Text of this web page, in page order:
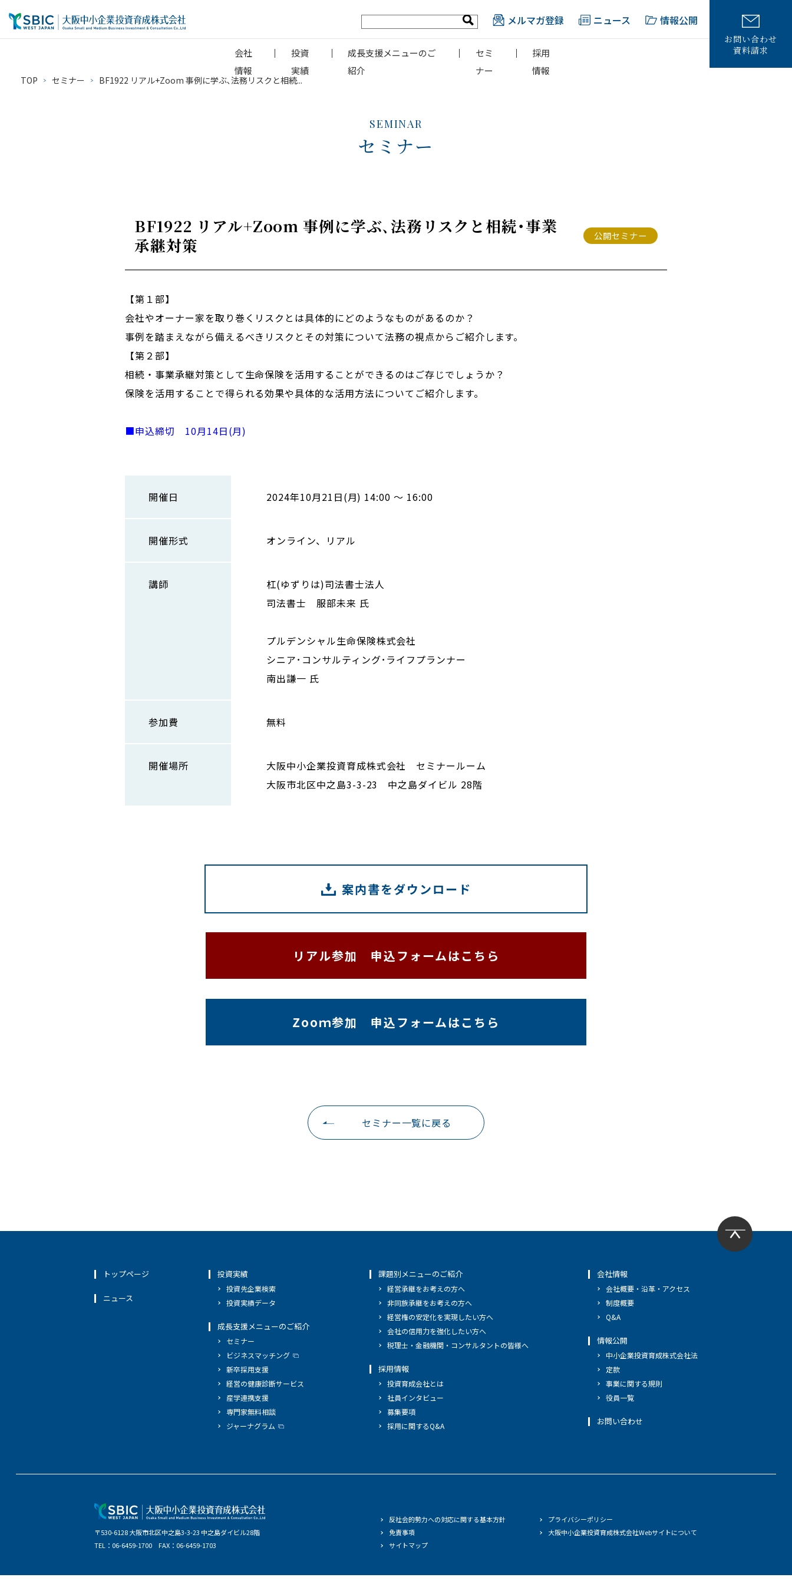
メルマガ登録 ニュース 情報公開
会社
情報
投資
実績
成長支援メニューのご
紹介
セミ
ナー
採用
情報
お問い合わせ
資料請求
TOP セミナー BF1922 リアル+Zoom 事例に学ぶ､法務リスクと相続...
SEMINAR
セミナー
BF1922 リアル+Zoom 事例に学ぶ､法務リスクと相続･事業
承継対策
公開セミナー
【第１部】
会社やオーナー家を取り巻くリスクとは具体的にどのようなものがあるのか？
事例を踏まえながら備えるべきリスクとその対策について法務の視点からご紹介します。
【第２部】
相続・事業承継対策として生命保険を活用することができるのはご存じでしょうか？
保険を活用することで得られる効果や具体的な活用方法についてご紹介します。
■申込締切 10月14日(月)
開催日 2024年10月21日(月) 14:00 ～ 16:00
開催形式 オンライン、リアル
講師
杠(ゆずりは)司法書士法人
司法書士 服部未来 氏
プルデンシャル生命保険株式会社
シニア･コンサルティング･ライフプランナー
南出謙一 氏
参加費 無料
開催場所
大阪中小企業投資育成株式会社 セミナールーム
大阪市北区中之島3-3-23 中之島ダイビル 28階
案内書をダウンロード
リアル参加 申込フォームはこちら
Zooｍ参加 申込フォームはこちら
セミナー一覧に戻る
トップページ
ニュース
投資実績
投資先企業検索
投資実績データ
成長支援メニューのご紹介
セミナー
ビジネスマッチング
新卒採用支援
経営の健康診断サービス
産学連携支援
専門家無料相談
ジャーナグラム
課題別メニューのご紹介
経営承継をお考えの方へ
非同族承継をお考えの方へ
経営権の安定化を実現したい方へ
会社の信用力を強化したい方へ
税理士・金融機関・コンサルタントの皆様へ
採用情報
投資育成会社とは
社員インタビュー
募集要項
採用に関するQ&A
会社情報
会社概要・沿革・アクセス
制度概要
Q&A
情報公開
中小企業投資育成株式会社法
定款
事業に関する規則
役員一覧
お問い合わせ
〒530-6128 大阪市北区中之島3-3-23 中之島ダイビル28階
TEL：06-6459-1700 FAX：06-6459-1703
反社会的勢力への対応に関する基本方針
プライバシーポリシー
免責事項
大阪中小企業投資育成株式会社Webサイトについて
サイトマップ